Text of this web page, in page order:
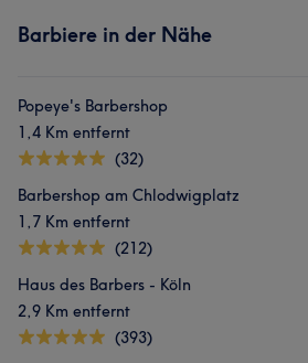
Barbiere in der Nähe
Popeye's Barbershop
1,4 Km entfernt
(32)
Barbershop am Chlodwigplatz
1,7 Km entfernt
(212)
Haus des Barbers - Köln
2,9 Km entfernt
(393)